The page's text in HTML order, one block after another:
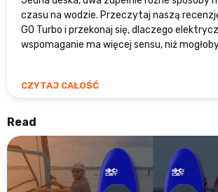
czasu na wodzie. Przeczytaj naszą
GO Turbo i przekonaj się, dlaczego
wspomaganie ma więcej sensu, niż
CZYTAJ CAŁOŚĆ
Read